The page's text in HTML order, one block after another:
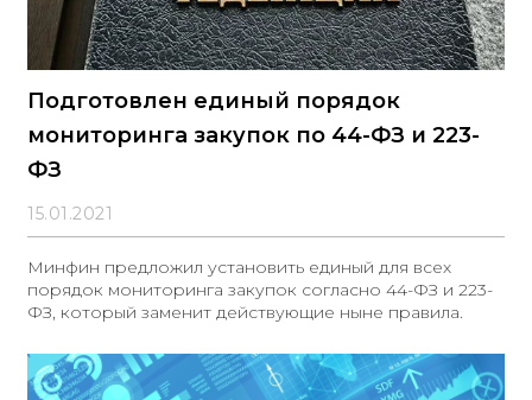
Подготовлен единый порядок
мониторинга закупок по 44-ФЗ и 223-
ФЗ
15.01.2021
Минфин предложил установить единый для всех
порядок мониторинга закупок согласно 44-ФЗ и 223-
ФЗ, который заменит действующие ныне правила.